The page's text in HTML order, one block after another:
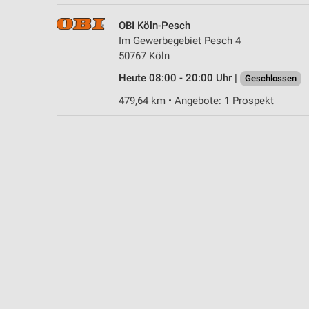
OBI Köln-Pesch
Im Gewerbegebiet Pesch 4
50767 Köln
Heute 08:00 - 20:00 Uhr |
Geschlossen
479,64 km • Angebote: 1 Prospekt